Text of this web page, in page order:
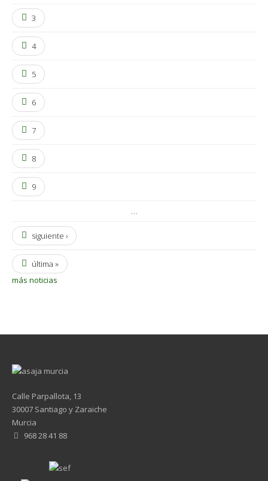
3
4
5
6
7
8
9
…
siguiente ›
última »
más noticias
Calle Parpallota, 13
30007 Santiago y Zaraiche
Murcia
968 28 41 88